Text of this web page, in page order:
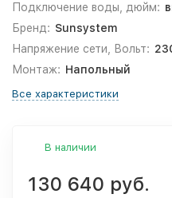
Подключение воды, дюйм:
Бренд: Sunsystem
Напряжение сети, Вольт:
Монтаж: Напольный
Все характеристики
В наличии
130 640 руб.